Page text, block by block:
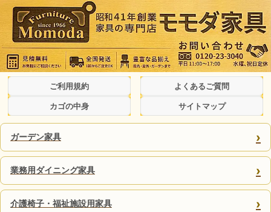
ご利用規約 よくあるご質問
カゴの中身 サイトマップ
ガーデン家具 ›
業務用ダイニング家具 ›
介護椅子・福祉施設用家具 ›